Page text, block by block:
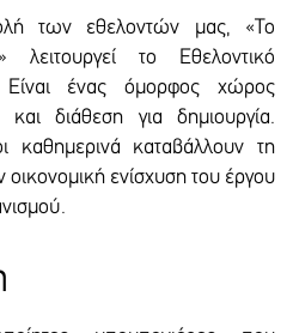
των εθελοντών μας, «Το
λειτουργεί το Εθελοντικό
Είναι ένας όμορφος χώρος
και διάθεση για δημιουργία.
καθημερινά καταβάλλουν τη
οικονομική ενίσχυση του έργου